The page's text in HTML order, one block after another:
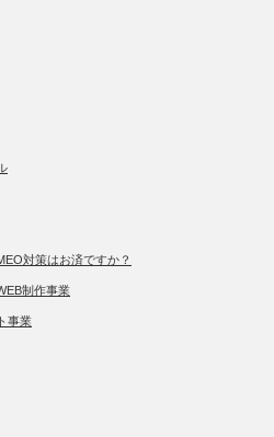
対策はお済ですか？
制作事業
事業